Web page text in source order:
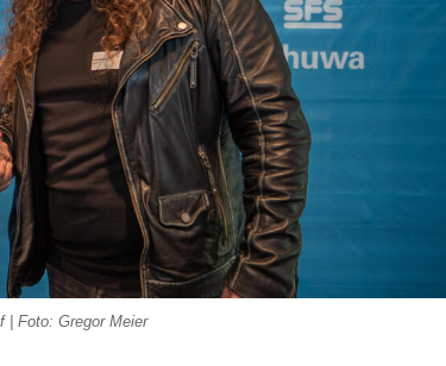
| Foto: Gregor Meier